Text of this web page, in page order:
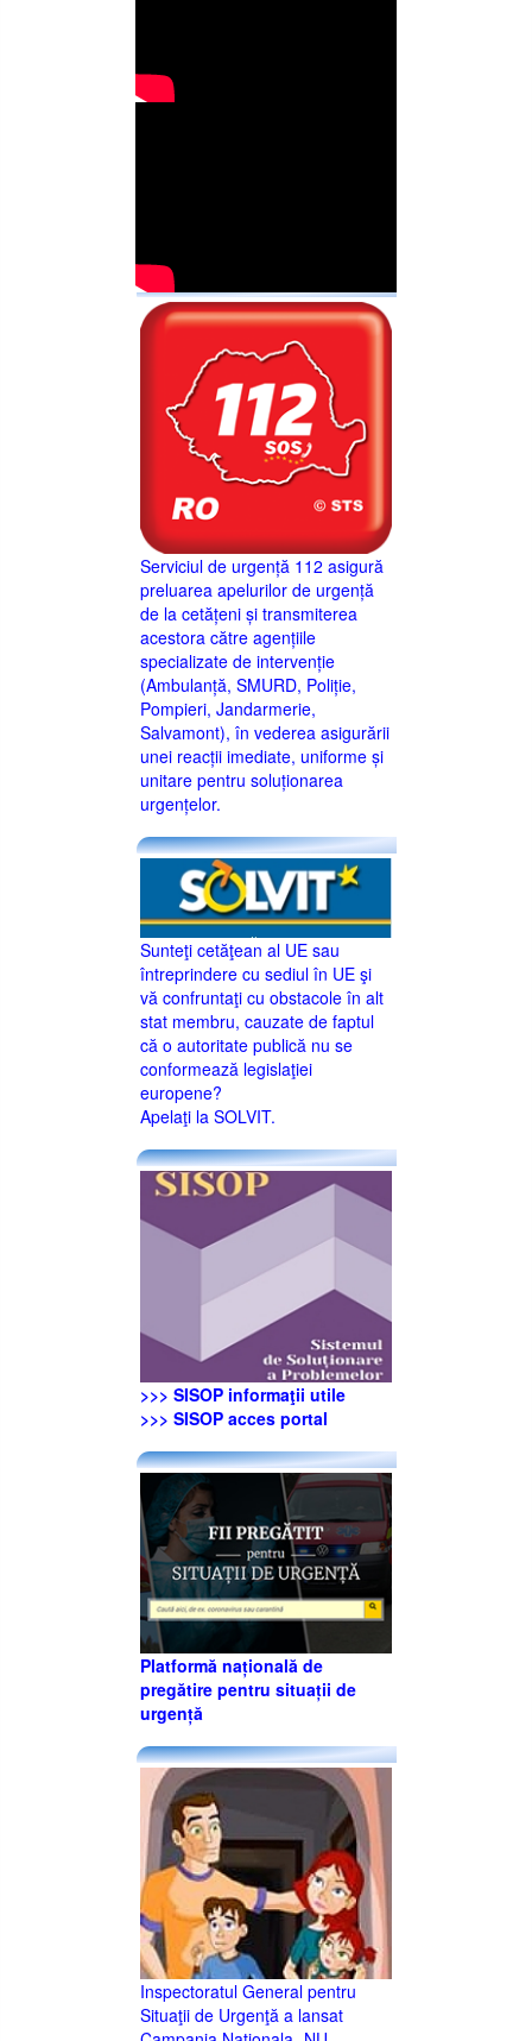
Serviciul de urgență 112 asigură
preluarea apelurilor de urgență
de la cetățeni și transmiterea
acestora către agențiile
specializate de intervenție
(Ambulanță, SMURD, Poliție,
Pompieri, Jandarmerie,
Salvamont), în vederea asigurării
unei reacții imediate, uniforme și
unitare pentru soluționarea
urgențelor.
Sunteţi cetăţean al UE sau
întreprindere cu sediul în UE şi
vă confruntaţi cu obstacole în alt
stat membru, cauzate de faptul
că o autoritate publică nu se
conformează legislaţiei
europene?
Apelaţi la SOLVIT.
>>> SISOP informaţii utile
>>> SISOP acces portal
Platformă națională de
pregătire pentru situații de
urgență
Inspectoratul General pentru
Situaţii de Urgenţă a lansat